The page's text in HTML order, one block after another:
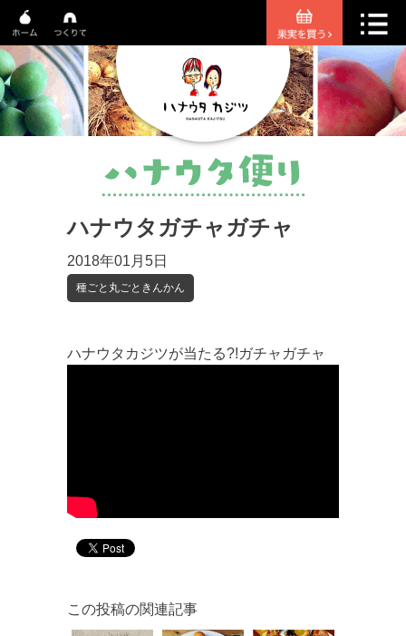
ハナウタガチャガチャ
2018年01月5日
種ごと丸ごときんかん
ハナウタカジツが当たる?!ガチャガチャ
この投稿の関連記事